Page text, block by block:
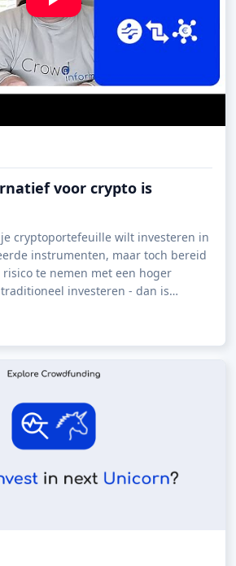
voor crypto is
cryptoportefeuille wilt investeren in
instrumenten, maar toch bereid
te nemen met een hoger
investeren - dan is